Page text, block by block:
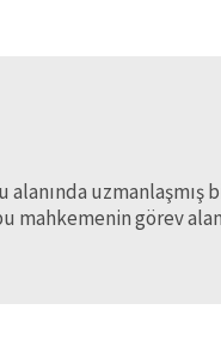
alanında uzmanlaşmış
mahkemenin görev